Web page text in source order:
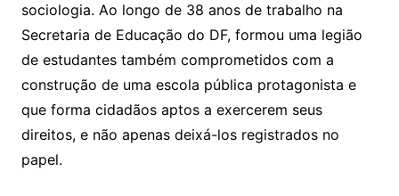
sociologia. Ao longo de 38 anos de trabalho na
Secretaria de Educação do DF, formou uma legião
de estudantes também comprometidos com a
construção de uma escola pública protagonista e
que forma cidadãos aptos a exercerem seus
direitos, e não apenas deixá-los registrados no
papel.